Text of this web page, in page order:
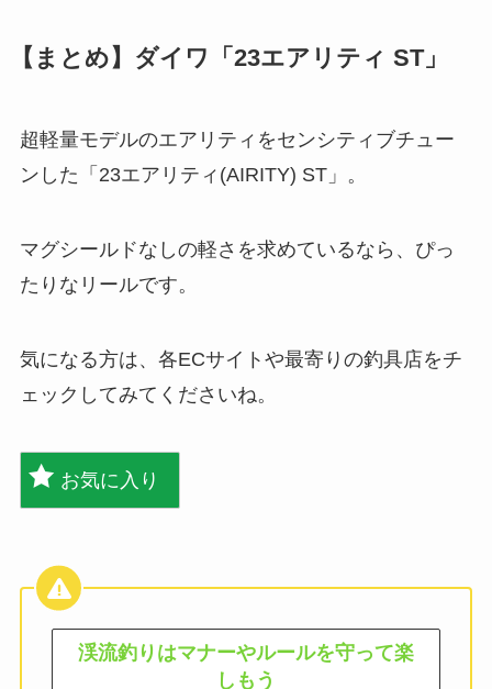
【まとめ】ダイワ「23エアリティ ST」
超軽量モデルのエアリティをセンシティブチュー
ンした「23エアリティ(AIRITY) ST」。
マグシールドなしの軽さを求めているなら、ぴっ
たりなリールです。
気になる方は、各ECサイトや最寄りの釣具店をチ
ェックしてみてくださいね。
お気に入り
渓流釣りはマナーやルールを守って楽
しもう